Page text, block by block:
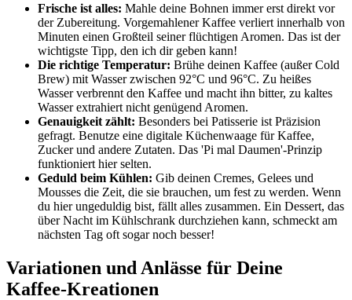
Frische ist alles: Mahle deine Bohnen immer erst direkt vor
der Zubereitung. Vorgemahlener Kaffee verliert innerhalb von
Minuten einen Großteil seiner flüchtigen Aromen. Das ist der
wichtigste Tipp, den ich dir geben kann!
Die richtige Temperatur: Brühe deinen Kaffee (außer Cold
Brew) mit Wasser zwischen 92°C und 96°C. Zu heißes
Wasser verbrennt den Kaffee und macht ihn bitter, zu kaltes
Wasser extrahiert nicht genügend Aromen.
Genauigkeit zählt: Besonders bei Patisserie ist Präzision
gefragt. Benutze eine digitale Küchenwaage für Kaffee,
Zucker und andere Zutaten. Das 'Pi mal Daumen'-Prinzip
funktioniert hier selten.
Geduld beim Kühlen: Gib deinen Cremes, Gelees und
Mousses die Zeit, die sie brauchen, um fest zu werden. Wenn
du hier ungeduldig bist, fällt alles zusammen. Ein Dessert, das
über Nacht im Kühlschrank durchziehen kann, schmeckt am
nächsten Tag oft sogar noch besser!
Variationen und Anlässe für Deine
Kaffee-Kreationen